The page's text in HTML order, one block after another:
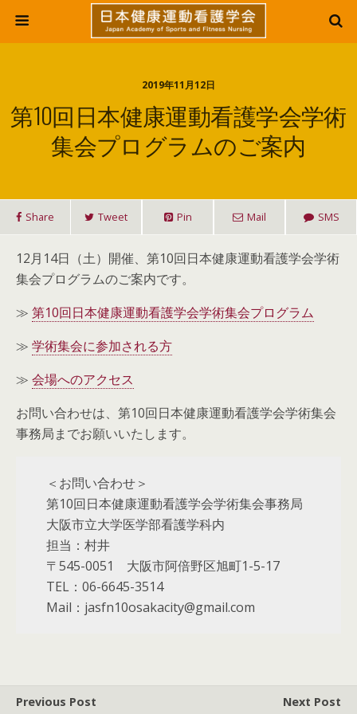
2019年11月12日
第10回日本健康運動看護学会学術
集会プログラムのご案内
Share Tweet Pin Mail SMS
12月14日（土）開催、第10回日本健康運動看護学会学術
集会プログラムのご案内です。
≫ 第10回日本健康運動看護学会学術集会プログラム
≫ 学術集会に参加される方
≫ 会場へのアクセス
お問い合わせは、第10回日本健康運動看護学会学術集会
事務局までお願いいたします。
＜お問い合わせ＞
第10回日本健康運動看護学会学術集会事務局
大阪市立大学医学部看護学科内
担当：村井
〒545-0051 大阪市阿倍野区旭町1-5-17
TEL：06-6645-3514
Mail：jasfn10osakacity@gmail.com
Previous Post Next Post